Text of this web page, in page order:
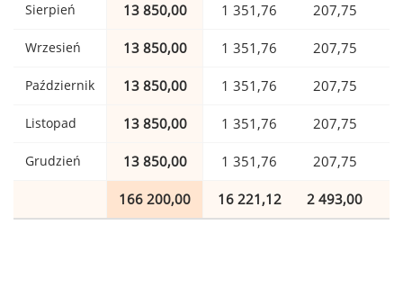
Sierpień 13 850,00 1 351,76 207,75
Wrzesień 13 850,00 1 351,76 207,75
Październik 13 850,00 1 351,76 207,75
Listopad 13 850,00 1 351,76 207,75
Grudzień 13 850,00 1 351,76 207,75
166 200,00 16 221,12 2 493,00